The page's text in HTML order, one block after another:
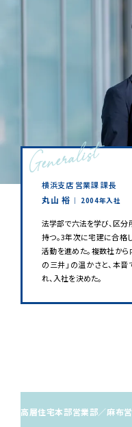
横浜支店 営業課 課長
丸山 裕 ｜ 2004年入社
法学部で六法を学び、区分
持つ。3年次に宅建に合格
活動を進めた。複数社から
の三井」の温かさと、本
れ、入社を決めた。
高層住宅本部営業部／麻布